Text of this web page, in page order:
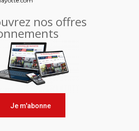
nos offres
Je m'abonne